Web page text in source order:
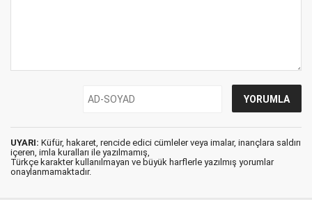
UYARI: Küfür, hakaret, rencide edici cümleler veya imalar, inançlara saldırı
içeren, imla kuralları ile yazılmamış,
Türkçe karakter kullanılmayan ve büyük harflerle yazılmış yorumlar
onaylanmamaktadır.